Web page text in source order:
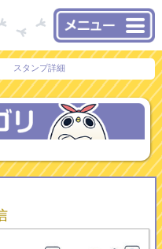
スタンプ詳細